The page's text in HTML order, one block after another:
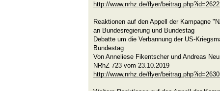
http://www.nrhz.de/flyer/
Reaktionen auf den Appell der Kampagne
an Bundesregierung und Bundestag
Debatte um die Verbannung der US-
Bundestag
Von Anneliese Fikentscher und Andreas
NRhZ 723 vom 23.10.2019
http://www.nrhz.de/flyer/